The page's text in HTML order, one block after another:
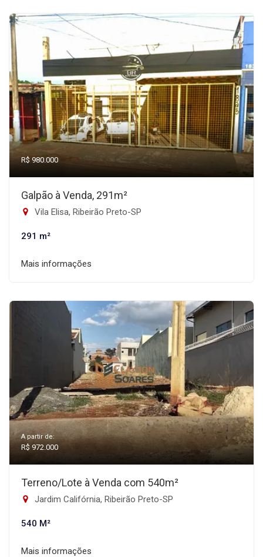
R$ 980.000
Galpão à Venda, 291m²
Vila Elisa, Ribeirão Preto-SP
291 m²
Mais informações
A partir de:
R$ 972.000
Terreno/Lote à Venda com 540m²
Jardim Califórnia, Ribeirão Preto-SP
540 M²
Mais informações